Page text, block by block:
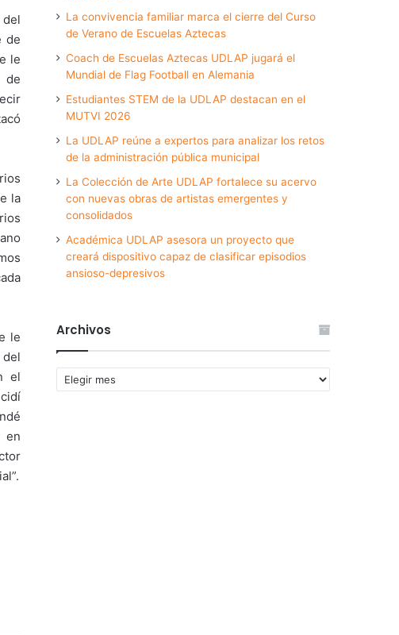
de
le
de
la
le
del
el
en
La convivencia familiar marca el cierre del Curso
de Verano de Escuelas Aztecas
Coach de Escuelas Aztecas UDLAP jugará el
Mundial de Flag Football en Alemania
Estudiantes STEM de la UDLAP destacan en el
MUTVI 2026
La UDLAP reúne a expertos para analizar los retos
de la administración pública municipal
La Colección de Arte UDLAP fortalece su acervo
con nuevas obras de artistas emergentes y
consolidados
Académica UDLAP asesora un proyecto que
creará dispositivo capaz de clasificar episodios
ansioso-depresivos
Archivos
Archivos